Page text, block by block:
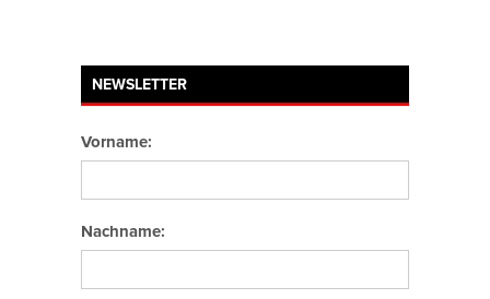
NEWSLETTER
Vorname:
Nachname: